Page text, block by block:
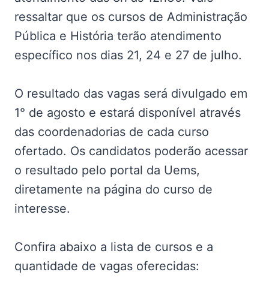
ressaltar que os cursos de Administração
Pública e História terão atendimento
específico nos dias 21, 24 e 27 de julho.
O resultado das vagas será divulgado em
1° de agosto e estará disponível através
das coordenadorias de cada curso
ofertado. Os candidatos poderão acessar
o resultado pelo portal da Uems,
diretamente na página do curso de
interesse.
Confira abaixo a lista de cursos e a
quantidade de vagas oferecidas: